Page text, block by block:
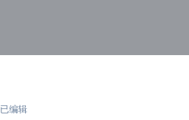
已编辑